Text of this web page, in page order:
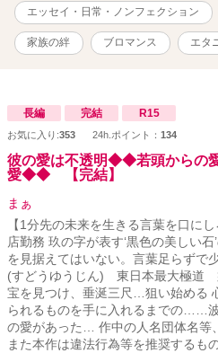
娘。 ＜病院関係者＞ フレッド・・
のお友達。 コリン・・・整形外科医
リーの同僚で大学時代からの大親友
デニー・・・産婦人科医。テッドと
ド・・・ビリーの上司。美しいバラ
イ・・・ビリーの後輩。息子はマー
ネイトの秘書。不整脈持ち。 ＜その
ントで仲の良いお友達。その後同僚
ルの彼女。ビリーが勤務する内科の
イト先の同僚。同僚っていうよりい
イト先の同僚。息子・ティモシーと
しているパートナーがいる。 ケビ
カ人。 愛ちゃん・・・私が翻訳コ
日本人の女の子。スティーブンと交
ヨガのレッスンで知り合った日本人
翻訳コース合格を目指している。 久
訳パーティーで知り合った人。
エッセイ・日常・ノンフェクション
家族の絆 ブロマンス エタ
長編 完結 R15
お気に入り:353 24h.ポイント： 134
彼の愛は不透明◆◆若頭からの
愛◆◆ 【完結】
まぁ
【1分先の未来を生きる言葉を口に
店勤務 玖の字が表す‘黒色の美しい
を見据えてはいない。言葉足らずで
(すどうゆうじん) 東日本最大極道
宝を見つけ、垂涎三尺…狙い始める
られるものを手に入れるまでの……
の愛があった… 作中の人名団体名等
また本作は違法行為等を推奨するも